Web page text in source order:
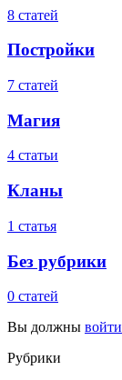
8 статей
Постройки
7 статей
Магия
4 статьи
Кланы
1 статья
Без рубрики
0 статей
Вы должны войти
Рубрики